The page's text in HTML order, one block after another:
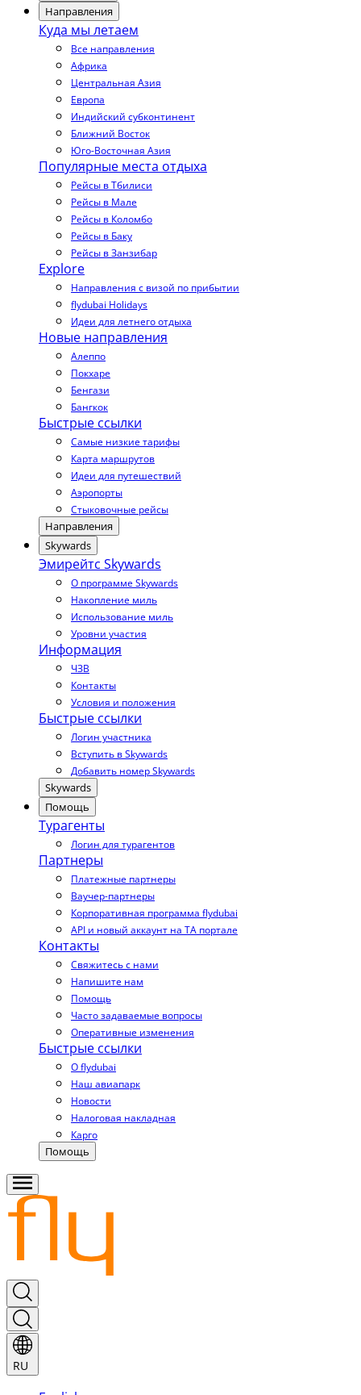
Направления
Куда мы летаем
Все направления
Африка
Центральная Азия
Европа
Индийский субконтинент
Ближний Восток
Юго-Восточная Азия
Популярные места отдыха
Рейсы в Тбилиси
Рейсы в Мале
Рейсы в Коломбо
Рейсы в Баку
Рейсы в Занзибар
Explore
Направления с визой по прибытии
flydubai Holidays
Идеи для летнего отдыха
Новые направления
Алеппо
Покхаре
Бенгази
Бангкок
Быстрые ссылки
Самые низкие тарифы
Карта маршрутов
Идеи для путешествий
Аэропорты
Стыковочные рейсы
Направления
Skywards
Эмирейтс Skywards
О программе Skywards
Накопление миль
Использование миль
Уровни участия
Информация
ЧЗВ
Контакты
Условия и положения
Быстрые ссылки
Логин участника
Вступить в Skywards
Добавить номер Skywards
Skywards
Помощь
Турагенты
Логин для турагентов
Партнеры
Платежные партнеры
Ваучер-партнеры
Корпоративная программа flydubai
API и новый аккаунт на TA портале
Контакты
Свяжитесь с нами
Напишите нам
Помощь
Часто задаваемые вопросы
Оперативные изменения
Быстрые ссылки
О flydubai
Наш авиапарк
Новости
Налоговая накладная
Карго
Помощь
RU